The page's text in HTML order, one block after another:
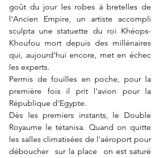
goût du jour les robes à bretelles de
l'Ancien Empire, un artiste accompli
sculpta une statuette du roi Khéops-
Khoufou mort depuis des millénaires
qui, aujourd'hui encore, met en échec
les experts.
Permis de fouilles en poche, pour la
première fois il prit l'avion pour la
République d'Egypte.
Dès les premiers instants, le Double
Royaume le tétanisa. Quand on quitte
les salles climatisées de l'aéroport pour
déboucher  sur la place  on est saturé